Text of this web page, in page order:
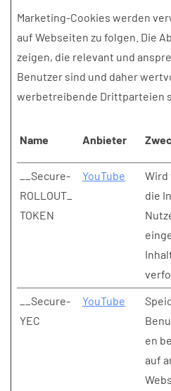
Marketing-Cookies werden
auf Webseiten zu folgen. Die
zeigen, die relevant und
Benutzer sind und daher
werbetreibende Drittparteien
Name Anbieter
__Secure-
ROLLOUT_
TOKEN
YouTube
Wird
die
__Secure-
YEC
YouTube
en
auf